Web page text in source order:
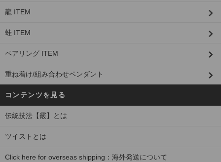
龍 ITEM
蛙 ITEM
ペアリング ITEM
重ね着け/組み合わせペンダント
コンテンツを見る
伝統技法【霰】とは
ツイストとは
Click here for overseas shipping：海外発送について